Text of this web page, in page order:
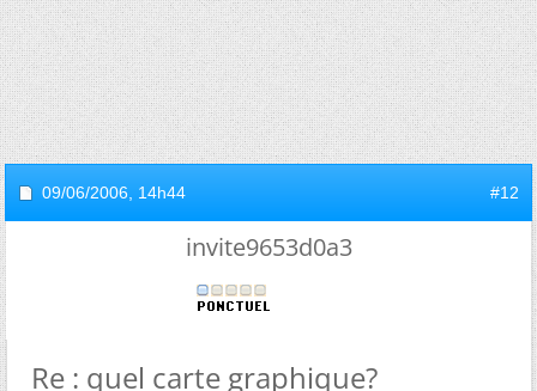
09/06/2006, 14h44 #12
invite9653d0a3
Re : quel carte graphique?